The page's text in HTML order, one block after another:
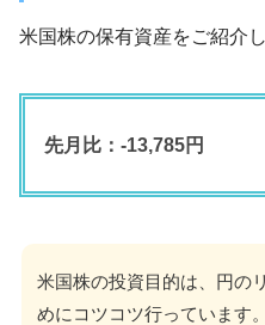
米国株の保有資産をご紹介し
先月比：-13,785円
米国株の投資目的は、円の
めにコツコツ行っています。